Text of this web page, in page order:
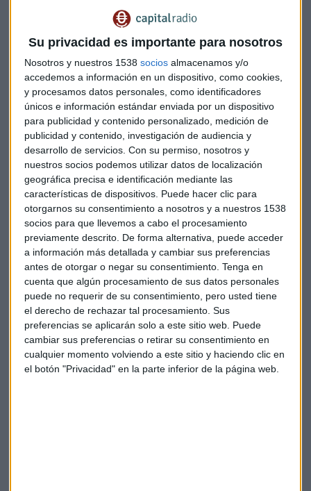
Su privacidad es importante para nosotros
Nosotros y nuestros 1538 socios almacenamos y/o
accedemos a información en un dispositivo, como cookies,
y procesamos datos personales, como identificadores
únicos e información estándar enviada por un dispositivo
para publicidad y contenido personalizado, medición de
publicidad y contenido, investigación de audiencia y
desarrollo de servicios. Con su permiso, nosotros y
nuestros socios podemos utilizar datos de localización
geográfica precisa e identificación mediante las
características de dispositivos. Puede hacer clic para
otorgarnos su consentimiento a nosotros y a nuestros 1538
socios para que llevemos a cabo el procesamiento
previamente descrito. De forma alternativa, puede acceder
a información más detallada y cambiar sus preferencias
antes de otorgar o negar su consentimiento. Tenga en
cuenta que algún procesamiento de sus datos personales
puede no requerir de su consentimiento, pero usted tiene
el derecho de rechazar tal procesamiento. Sus
preferencias se aplicarán solo a este sitio web. Puede
cambiar sus preferencias o retirar su consentimiento en
cualquier momento volviendo a este sitio y haciendo clic en
el botón "Privacidad" en la parte inferior de la página web.
A todos ellos les ha adelantado que
ampliación de potenciapara instalaciones que alberguen
hospitales de campaña o temporales -hoteles y otros
espacios públicos y privados- para atender a pacientes.
Ignacio Sánchez Galán, presidente de Iberdrola
Además la compañía distribuidora deIberdrola, i-DE, ha
puesto a disposición de los servicios sanitarios y
organismos públicos un teléfono de atención prioritaria 24h